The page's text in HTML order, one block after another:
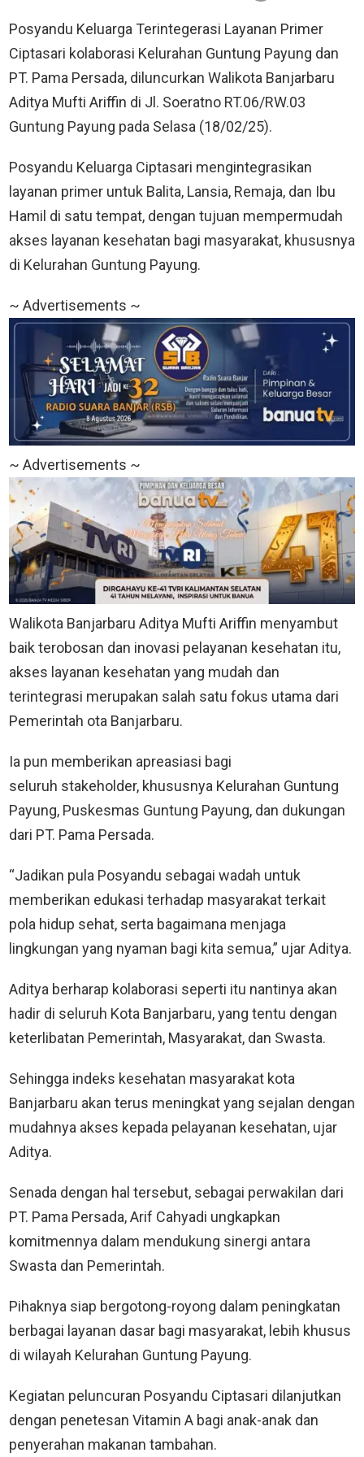
Posyandu Keluarga Terintegerasi Layanan Primer
Ciptasari kolaborasi Kelurahan Guntung Payung dan
PT. Pama Persada, diluncurkan Walikota Banjarbaru
Aditya Mufti Ariffin di Jl. Soeratno RT.06/RW.03
Guntung Payung pada Selasa (18/02/25).
Posyandu Keluarga Ciptasari mengintegrasikan
layanan primer untuk Balita, Lansia, Remaja, dan Ibu
Hamil di satu tempat, dengan tujuan mempermudah
akses layanan kesehatan bagi masyarakat, khususnya
di Kelurahan Guntung Payung.
~ Advertisements ~
~ Advertisements ~
Walikota Banjarbaru Aditya Mufti Ariffin menyambut
baik terobosan dan inovasi pelayanan kesehatan itu,
akses layanan kesehatan yang mudah dan
terintegrasi merupakan salah satu fokus utama dari
Pemerintah ota Banjarbaru.
Ia pun memberikan apreasiasi bagi
seluruh stakeholder, khususnya Kelurahan Guntung
Payung, Puskesmas Guntung Payung, dan dukungan
dari PT. Pama Persada.
“Jadikan pula Posyandu sebagai wadah untuk
memberikan edukasi terhadap masyarakat terkait
pola hidup sehat, serta bagaimana menjaga
lingkungan yang nyaman bagi kita semua,” ujar Aditya.
Aditya berharap kolaborasi seperti itu nantinya akan
hadir di seluruh Kota Banjarbaru, yang tentu dengan
keterlibatan Pemerintah, Masyarakat, dan Swasta.
Sehingga indeks kesehatan masyarakat kota
Banjarbaru akan terus meningkat yang sejalan dengan
mudahnya akses kepada pelayanan kesehatan, ujar
Aditya.
Senada dengan hal tersebut, sebagai perwakilan dari
PT. Pama Persada, Arif Cahyadi ungkapkan
komitmennya dalam mendukung sinergi antara
Swasta dan Pemerintah.
Pihaknya siap bergotong-royong dalam peningkatan
berbagai layanan dasar bagi masyarakat, lebih khusus
di wilayah Kelurahan Guntung Payung.
Kegiatan peluncuran Posyandu Ciptasari dilanjutkan
dengan penetesan Vitamin A bagi anak-anak dan
penyerahan makanan tambahan.